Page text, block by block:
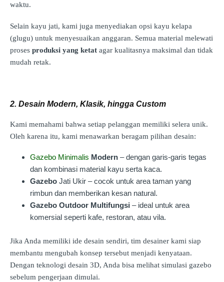
waktu.
Selain kayu jati, kami juga menyediakan opsi kayu kelapa
(glugu) untuk menyesuaikan anggaran. Semua material melewati
proses produksi yang ketat agar kualitasnya maksimal dan tidak
mudah retak.
2. Desain Modern, Klasik, hingga Custom
Kami memahami bahwa setiap pelanggan memiliki selera unik.
Oleh karena itu, kami menawarkan beragam pilihan desain:
Gazebo Minimalis Modern – dengan garis-garis tegas
dan kombinasi material kayu serta kaca.
Gazebo Jati Ukir – cocok untuk area taman yang
rimbun dan memberikan kesan natural.
Gazebo Outdoor Multifungsi – ideal untuk area
komersial seperti kafe, restoran, atau vila.
Jika Anda memiliki ide desain sendiri, tim desainer kami siap
membantu mengubah konsep tersebut menjadi kenyataan.
Dengan teknologi desain 3D, Anda bisa melihat simulasi gazebo
sebelum pengerjaan dimulai.